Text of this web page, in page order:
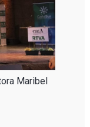
Maribel